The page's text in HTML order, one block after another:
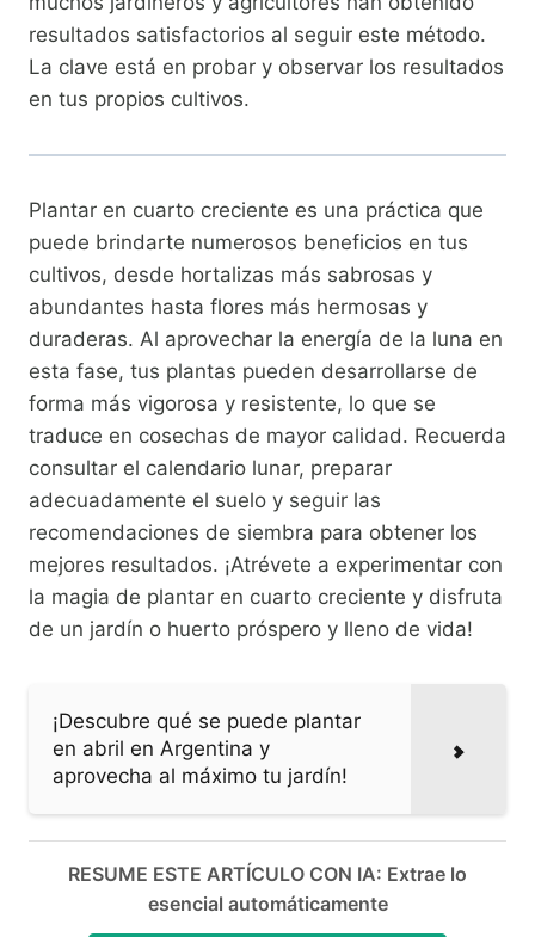
resultados satisfactorios al seguir este método.
La clave está en probar y observar los resultados
en tus propios cultivos.
Plantar en cuarto creciente es una práctica que
puede brindarte numerosos beneficios en tus
cultivos, desde hortalizas más sabrosas y
abundantes hasta flores más hermosas y
duraderas. Al aprovechar la energía de la luna en
esta fase, tus plantas pueden desarrollarse de
forma más vigorosa y resistente, lo que se
traduce en cosechas de mayor calidad. Recuerda
consultar el calendario lunar, preparar
adecuadamente el suelo y seguir las
recomendaciones de siembra para obtener los
mejores resultados. ¡Atrévete a experimentar con
la magia de plantar en cuarto creciente y disfruta
de un jardín o huerto próspero y lleno de vida!
¡Descubre qué se puede plantar
en abril en Argentina y
aprovecha al máximo tu jardín!
RESUME ESTE ARTÍCULO CON IA: Extrae lo
esencial automáticamente